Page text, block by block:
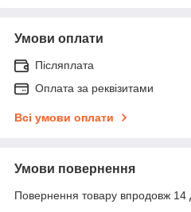
Умови оплати
Післяплата
Оплата за реквізитами
Всі умови оплати
Умови повернення
Повернення товару впродовж 14